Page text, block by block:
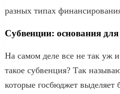
разных типах
Субвенции: основания для
На самом деле все не так уж
такое субвенция? Так
которые госбюджет выделяет